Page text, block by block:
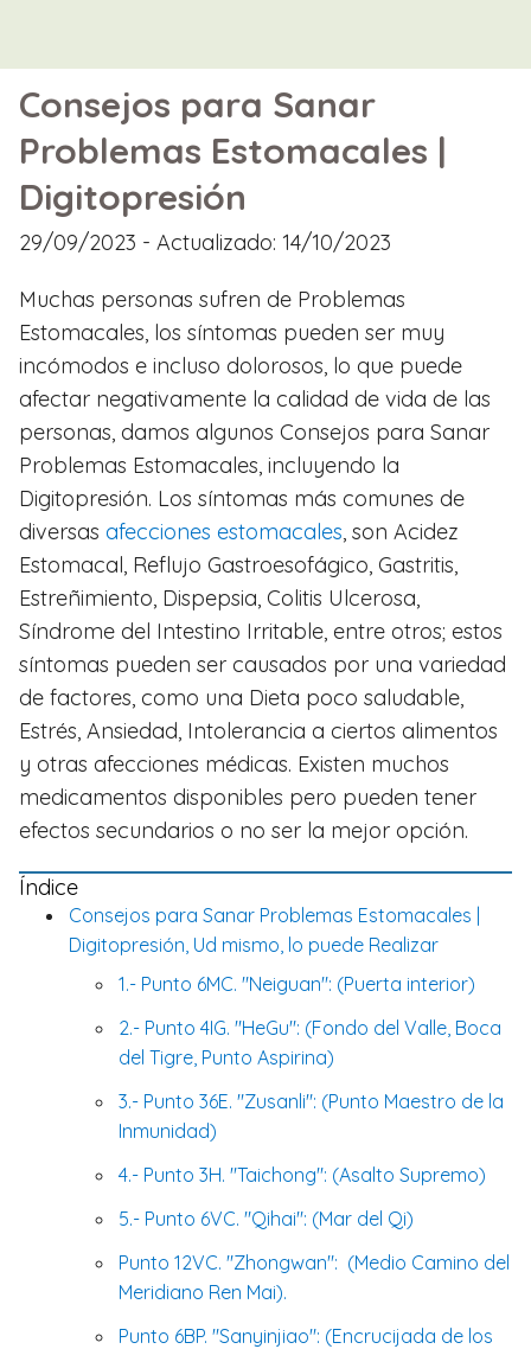
Consejos para Sanar
Problemas Estomacales |
Digitopresión
29/09/2023 - Actualizado: 14/10/2023
Muchas personas sufren de Problemas
Estomacales, los síntomas pueden ser muy
incómodos e incluso dolorosos, lo que puede
afectar negativamente la calidad de vida de las
personas, damos algunos Consejos para Sanar
Problemas Estomacales, incluyendo la
Digitopresión. Los síntomas más comunes de
diversas afecciones estomacales, son Acidez
Estomacal, Reflujo Gastroesofágico, Gastritis,
Estreñimiento, Dispepsia, Colitis Ulcerosa,
Síndrome del Intestino Irritable, entre otros; estos
síntomas pueden ser causados por una variedad
de factores, como una Dieta poco saludable,
Estrés, Ansiedad, Intolerancia a ciertos alimentos
y otras afecciones médicas. Existen muchos
medicamentos disponibles pero pueden tener
efectos secundarios o no ser la mejor opción.
Índice
Consejos para Sanar Problemas Estomacales |
Digitopresión, Ud mismo, lo puede Realizar
1.- Punto 6MC. "Neiguan": (Puerta interior)
2.- Punto 4IG. "HeGu": (Fondo del Valle, Boca
del Tigre, Punto Aspirina)
3.- Punto 36E. "Zusanli": (Punto Maestro de la
Inmunidad)
4.- Punto 3H. "Taichong": (Asalto Supremo)
5.- Punto 6VC. "Qihai": (Mar del Qi)
Punto 12VC. "Zhongwan": (Medio Camino del
Meridiano Ren Mai).
Punto 6BP. "Sanyinjiao": (Encrucijada de los